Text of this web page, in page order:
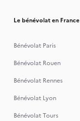
Le bénévolat en France
Bénévolat Paris
Bénévolat Rouen
Bénévolat Rennes
Bénévolat Lyon
Bénévolat Tours